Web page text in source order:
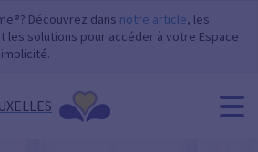
Découvrez dans notre article, les
les solutions pour accéder à votre Espace